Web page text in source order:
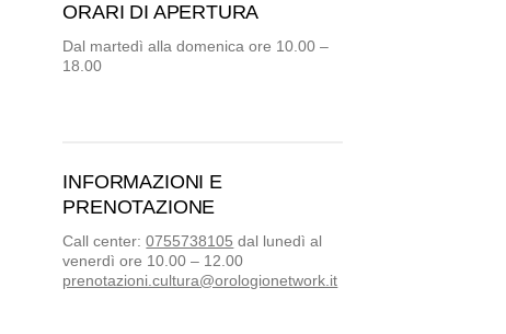
ORARI DI APERTURA
Dal martedì alla domenica ore 10.00 –
18.00
INFORMAZIONI E
PRENOTAZIONE
Call center:0755738105 dal lunedì al
venerdì ore 10.00 – 12.00
prenotazioni.cultura@orologionetwork.it